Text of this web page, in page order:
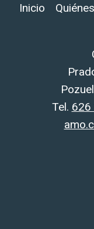
Inicio
Tel. 626